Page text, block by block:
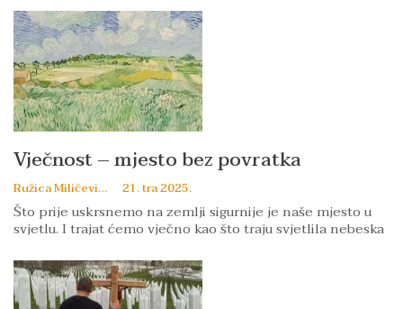
Vječnost – mjesto bez povratka
Ružica Miličević 21. tra 2025.
Što prije uskrsnemo na zemlji sigurnije je naše mjesto u
svjetlu. I trajat ćemo vječno kao što traju svjetlila nebeska